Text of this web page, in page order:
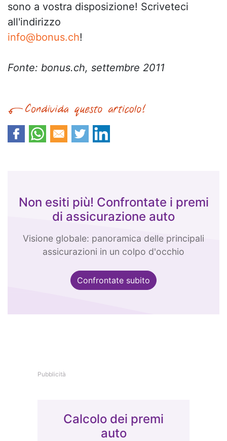
sono a vostra disposizione! Scriveteci
all'indirizzo
info@bonus.ch!
Fonte: bonus.ch, settembre 2011
Non esiti più! Confrontate i premi
di assicurazione auto
Visione globale: panoramica delle principali
assicurazioni in un colpo d'occhio
Confrontate subito
Pubblicità
Calcolo dei premi
auto